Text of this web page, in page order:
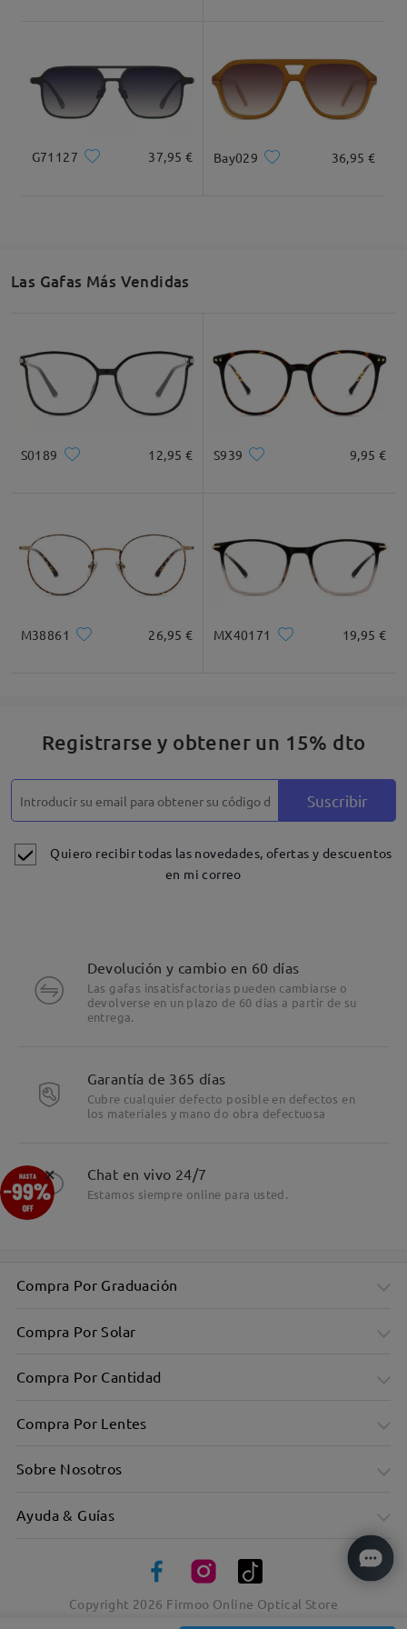
Ancho Total Longitud de Patillas
Recomendación de Rostro
* Solo Para Referencia
Descripción del Producto
Detalles
Montura Aviador Metálica: Estilo y Calidad
Templos de Carey's Añaden Toque Clásico
G71127 37,95 € Bay029 36,95 €
Las Gafas Más Vendidas
S0189 12,95 € S939 9,95 €
M38861 26,95 € MX40171 19,95 €
Registrarse y obtener un 15% dto
Suscribir
Quiero recibir todas las novedades, ofertas y descuentos
en mi correo
Devolución y cambio en 60 días
Las gafas insatisfactorias pueden cambiarse o
devolverse en un plazo de 60 días a partir de su
entrega.
Garantía de 365 días
Cubre cualquier defecto posible en defectos en
los materiales y mano do obra defectuosa
Chat en vivo 24/7
Estamos siempre online para usted.
Compra Por Graduación
Compra Por Solar
Compra Por Cantidad
Compra Por Lentes
Sobre Nosotros
Ayuda & Guías
Copyright 2026 Firmoo Online Optical Store
×